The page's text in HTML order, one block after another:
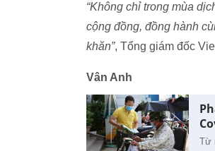
“Không chỉ trong mùa
cộng đồng, đồng hành
khăn”, Tổng giám đốc
Vân Anh
Từ